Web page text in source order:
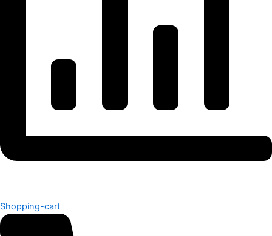
Shopping-cart